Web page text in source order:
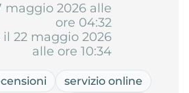
maggio 2026 alle
ore 04:32
22 maggio 2026
alle ore 10:34
servizio online